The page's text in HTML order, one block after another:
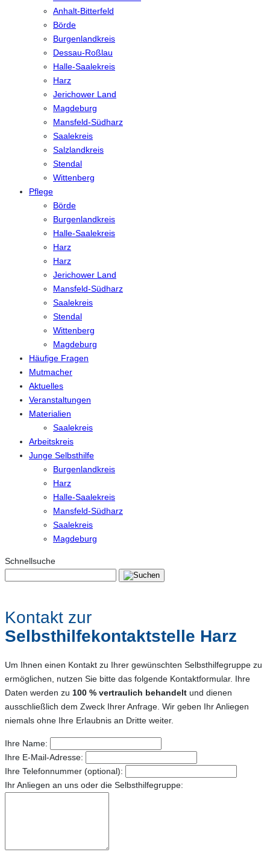
Anhalt-Bitterfeld
Börde
Burgenlandkreis
Dessau-Roßlau
Halle-Saalekreis
Harz
Jerichower Land
Magdeburg
Mansfeld-Südharz
Saalekreis
Salzlandkreis
Stendal
Wittenberg
Pflege
Börde
Burgenlandkreis
Halle-Saalekreis
Harz
Harz
Jerichower Land
Mansfeld-Südharz
Saalekreis
Stendal
Wittenberg
Magdeburg
Häufige Fragen
Mutmacher
Aktuelles
Veranstaltungen
Materialien
Saalekreis
Arbeitskreis
Junge Selbsthilfe
Burgenlandkreis
Harz
Halle-Saalekreis
Mansfeld-Südharz
Saalekreis
Magdeburg
Schnellsuche
Kontakt zur
Selbsthilfekontaktstelle Harz
Um Ihnen einen Kontakt zu Ihrer gewünschten Selbsthilfegruppe zu
ermöglichen, nutzen Sie bitte das folgende Kontaktformular. Ihre
Daten werden zu 100 % vertraulich behandelt und dienen
ausschließlich dem Zweck Ihrer Anfrage. Wir geben Ihr Anliegen
niemals ohne Ihre Erlaubnis an Dritte weiter.
Ihre Name:
Ihre E-Mail-Adresse:
Ihre Telefonnummer (optional):
Ihr Anliegen an uns oder die Selbsthilfegruppe: